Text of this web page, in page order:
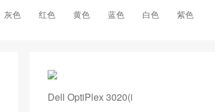
灰色 红色 黄色 蓝色 白色 紫色
Dell OptiPlex 3020(i